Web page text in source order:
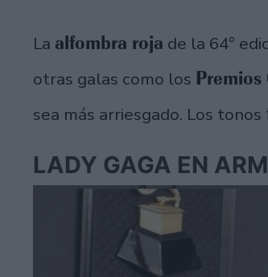
La alfombra roja de la 64°
otras galas como los Premios
sea más arriesgado. Los tonos
LADY GAGA EN